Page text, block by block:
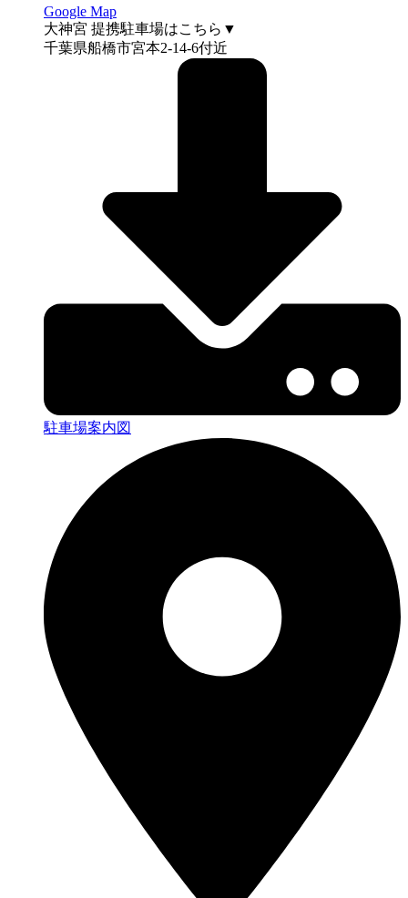
Google Map
大神宮 提携駐車場はこちら▼
千葉県船橋市宮本2-14-6付近
駐車場案内図